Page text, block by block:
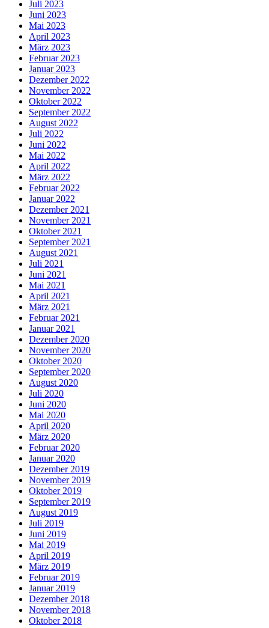
Juli 2023
Juni 2023
Mai 2023
April 2023
März 2023
Februar 2023
Januar 2023
Dezember 2022
November 2022
Oktober 2022
September 2022
August 2022
Juli 2022
Juni 2022
Mai 2022
April 2022
März 2022
Februar 2022
Januar 2022
Dezember 2021
November 2021
Oktober 2021
September 2021
August 2021
Juli 2021
Juni 2021
Mai 2021
April 2021
März 2021
Februar 2021
Januar 2021
Dezember 2020
November 2020
Oktober 2020
September 2020
August 2020
Juli 2020
Juni 2020
Mai 2020
April 2020
März 2020
Februar 2020
Januar 2020
Dezember 2019
November 2019
Oktober 2019
September 2019
August 2019
Juli 2019
Juni 2019
Mai 2019
April 2019
März 2019
Februar 2019
Januar 2019
Dezember 2018
November 2018
Oktober 2018